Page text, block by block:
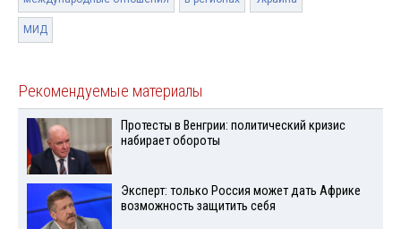
МИД
Рекомендуемые материалы
Протесты в Венгрии: политический кризис
набирает обороты
Эксперт: только Россия может дать Африке
возможность защитить себя